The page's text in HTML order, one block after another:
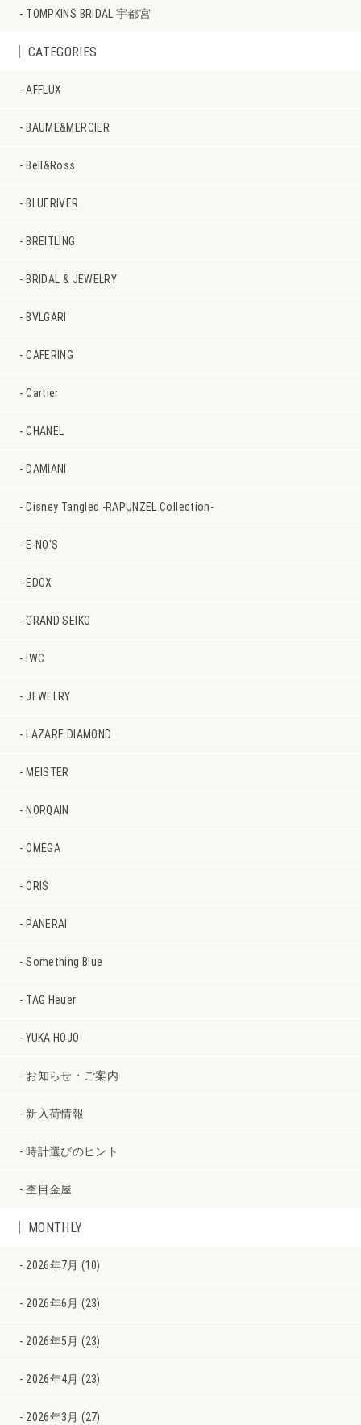
TOMPKINS BRIDAL 宇都宮
CATEGORIES
AFFLUX
BAUME&MERCIER
Bell&Ross
BLUERIVER
BREITLING
BRIDAL & JEWELRY
BVLGARI
CAFERING
Cartier
CHANEL
DAMIANI
Disney Tangled -RAPUNZEL Collection-
E-NO'S
EDOX
GRAND SEIKO
IWC
JEWELRY
LAZARE DIAMOND
MEISTER
NORQAIN
OMEGA
ORIS
PANERAI
Something Blue
TAG Heuer
YUKA HOJO
お知らせ・ご案内
新入荷情報
時計選びのヒント
杢目金屋
MONTHLY
2026年7月 (10)
2026年6月 (23)
2026年5月 (23)
2026年4月 (23)
2026年3月 (27)